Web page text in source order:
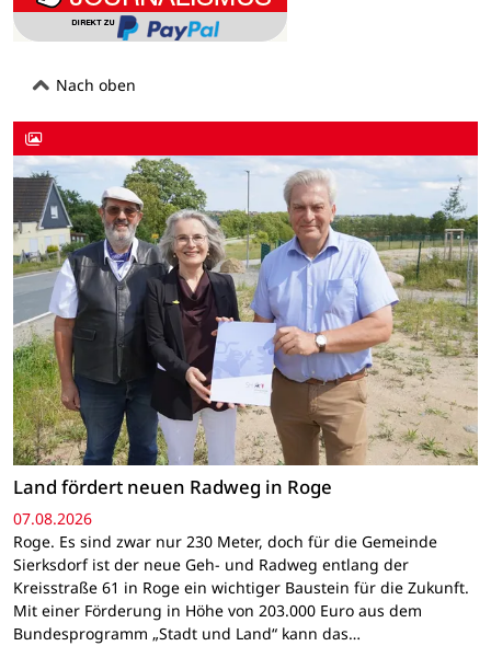
Nach oben
Land fördert neuen Radweg in Roge
07.08.2026
Roge. Es sind zwar nur 230 Meter, doch für die Gemeinde
Sierksdorf ist der neue Geh- und Radweg entlang der
Kreisstraße 61 in Roge ein wichtiger Baustein für die Zukunft.
Mit einer Förderung in Höhe von 203.000 Euro aus dem
Bundesprogramm „Stadt und Land“ kann das…